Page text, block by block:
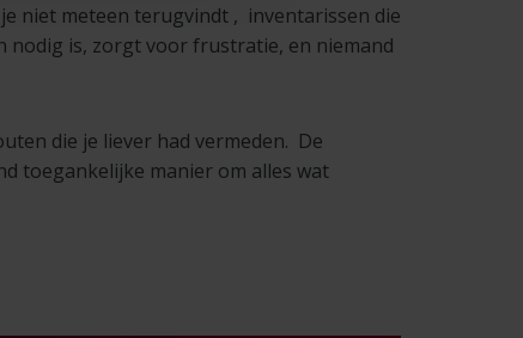
niet meteen terugvindt , inventarissen die
nodig is, zorgt voor frustratie, en niemand
die je liever had vermeden. De
toegankelijke manier om alles wat